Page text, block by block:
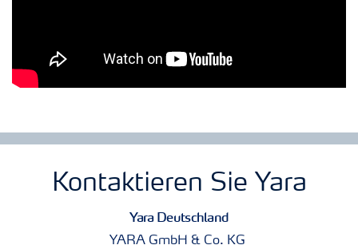
Kontaktieren Sie Yara
Yara Deutschland
YARA GmbH & Co. KG